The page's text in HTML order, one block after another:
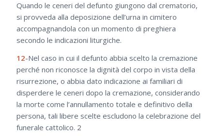
Quando le ceneri del defunto giungono dal crematorio,
si provveda alla deposizione dell’urna in cimitero
accompagnandola con un momento di preghiera
secondo le indicazioni liturgiche.
12-Nel caso in cui il defunto abbia scelto la cremazione
perché non riconosce la dignità del corpo in vista della
risurrezione, o abbia dato indicazione ai familiari di
disperdere le ceneri dopo la cremazione, considerando
la morte come l’annullamento totale e definitivo della
persona, tali libere scelte escludono la celebrazione del
funerale cattolico. 2